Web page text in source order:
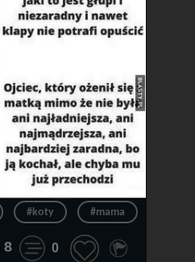
#koty #mama
8 0